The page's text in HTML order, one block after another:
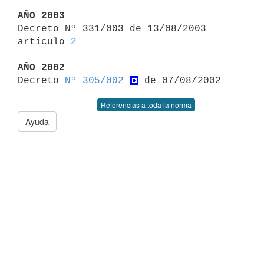
AÑO 2003
Decreto Nº 331/003 de 13/08/2003
artículo 2
AÑO 2002
Decreto
Nº 305/002
Referencias a toda la norma
Ayuda